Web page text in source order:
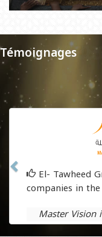
Témoignages
El- Tawheed
companies in
Master Vision